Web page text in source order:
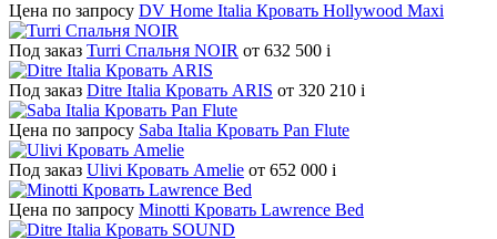
Цена по запросу DV Home Italia Кровать Hollywood Maxi
Под заказ Turri Спальня NOIR от 632 500 i
Под заказ Ditre Italia Кровать ARIS от 320 210 i
Цена по запросу Saba Italia Кровать Pan Flute
Под заказ Ulivi Кровать Amelie от 652 000 i
Цена по запросу Minotti Кровать Lawrence Bed